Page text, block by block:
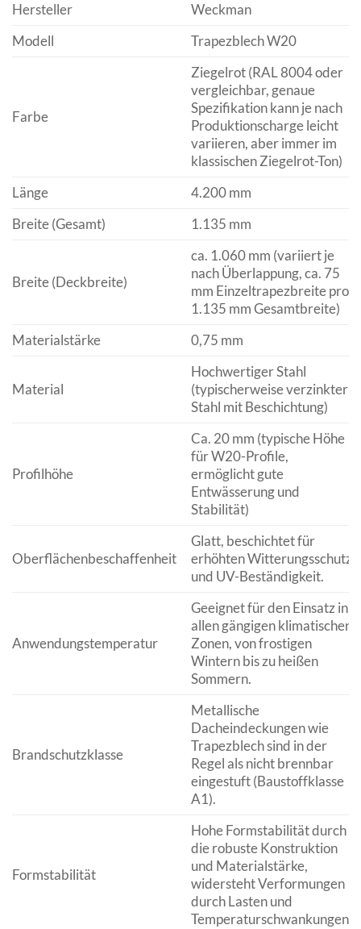
Hersteller
Weckman
Modell
Trapezblech W20
Farbe
Ziegelrot (RAL 8004 oder
vergleichbar, genaue
Spezifikation kann je nach
Produktionscharge leicht
variieren, aber immer im
klassischen Ziegelrot-Ton)
Länge
4.200 mm
Breite (Gesamt)
1.135 mm
Breite (Deckbreite)
ca. 1.060 mm (variiert je
nach Überlappung, ca. 75
mm Einzeltrapezbreite pro
1.135 mm Gesamtbreite)
Materialstärke
0,75 mm
Material
Hochwertiger Stahl
(typischerweise verzinkter
Stahl mit Beschichtung)
Profilhöhe
Ca. 20 mm (typische Höhe
für W20-Profile,
ermöglicht gute
Entwässerung und
Stabilität)
Oberflächenbeschaffenheit
Glatt, beschichtet für
erhöhten Witterungsschutz
und UV-Beständigkeit.
Anwendungstemperatur
Geeignet für den Einsatz in
allen gängigen klimatischen
Zonen, von frostigen
Wintern bis zu heißen
Sommern.
Brandschutzklasse
Metallische
Dacheindeckungen wie
Trapezblech sind in der
Regel als nicht brennbar
eingestuft (Baustoffklasse
A1).
Formstabilität
Hohe Formstabilität durch
die robuste Konstruktion
und Materialstärke,
widersteht Verformungen
durch Lasten und
Temperaturschwankungen.